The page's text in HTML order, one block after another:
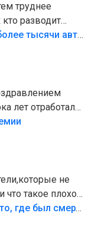
труднее
разводит
полно
В тольяттинский лес не пустили более тысячи автомобилей
лет отработали
не
что такое плохо!
же
«Попал на пику»: СК показал место, где был смертельно травмирован ребенок в Тольятти